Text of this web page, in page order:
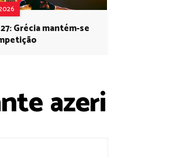
Grécia mantém-se
azeri